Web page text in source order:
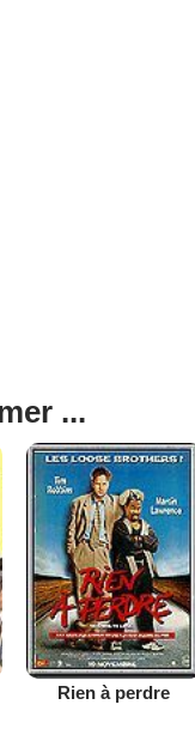
...
Rien à perdre